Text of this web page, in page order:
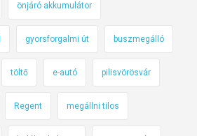
önjáró akkumulátor
gyorsforgalmi út buszmegálló
töltő e-autó pilisvörösvár
Regent megállni tilos